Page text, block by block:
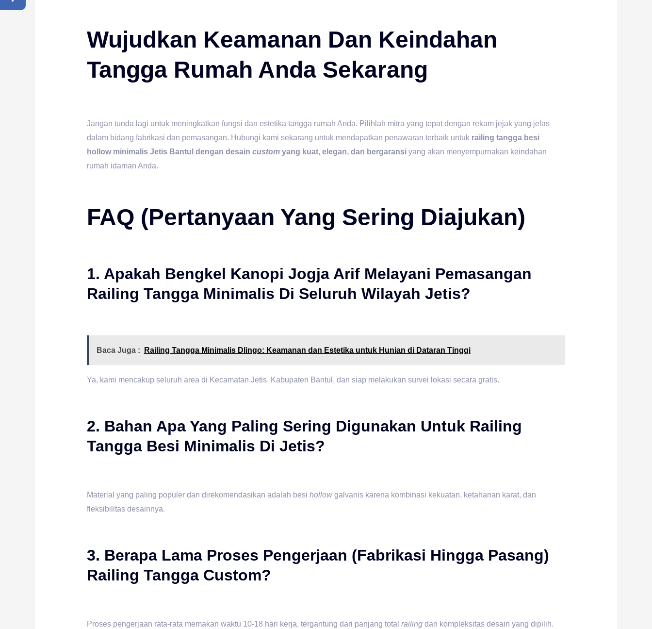
Wujudkan Keamanan Dan Keindahan
Tangga Rumah Anda Sekarang
Jangan tunda lagi untuk meningkatkan fungsi dan estetika tangga rumah Anda. Pilihlah mitra yang tepat dengan rekam jejak yang jelas
dalam bidang fabrikasi dan pemasangan. Hubungi kami sekarang untuk mendapatkan penawaran terbaik untuk railing tangga besi
hollow minimalis Jetis Bantul dengan desain customyang kuat, elegan, dan bergaransiyang akan menyempurnakan keindahan
rumah idaman Anda.
FAQ (Pertanyaan Yang Sering Diajukan)
1. Apakah Bengkel Kanopi Jogja Arif Melayani Pemasangan
Railing Tangga Minimalis Di Seluruh Wilayah Jetis?
Baca Juga : Railing Tangga Minimalis Dlingo: Keamanan dan Estetika untuk Hunian di Dataran Tinggi
Ya, kami mencakup seluruh area di Kecamatan Jetis, Kabupaten Bantul, dan siap melakukan survei lokasi secara gratis.
2. Bahan Apa Yang Paling Sering Digunakan Untuk Railing
Tangga Besi Minimalis Di Jetis?
Material yang paling populer dan direkomendasikan adalah besi hollowgalvanis karena kombinasi kekuatan, ketahanan karat, dan
fleksibilitas desainnya.
3. Berapa Lama Proses Pengerjaan (fabrikasi Hingga Pasang)
Railing Tangga Custom?
Proses pengerjaan rata-rata memakan waktu 10-18 hari kerja, tergantung dari panjang total railingdan kompleksitas desain yang dipilih.